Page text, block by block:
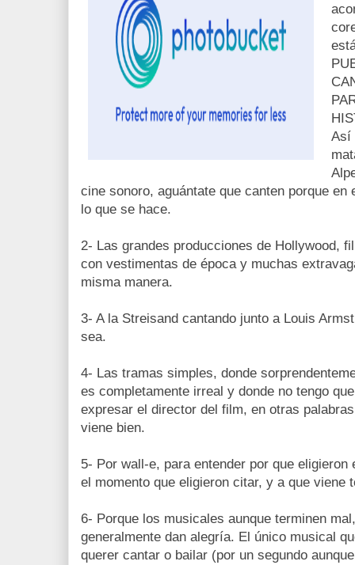
Así
cine sonoro, aguántate que canten porque
lo que se hace.
2- Las grandes producciones de Hollywood,
con vestimentas de época y muchas
misma manera.
3- A la Streisand cantando junto a Louis
sea.
4- Las tramas simples, donde
es completamente irreal y donde no tengo
expresar el director del film, en otras
viene bien.
5- Por wall-e, para entender por que
el momento que eligieron citar, y a que viene
6- Porque los musicales aunque terminen
generalmente dan alegría. El único musical
querer cantar o bailar (por un segundo